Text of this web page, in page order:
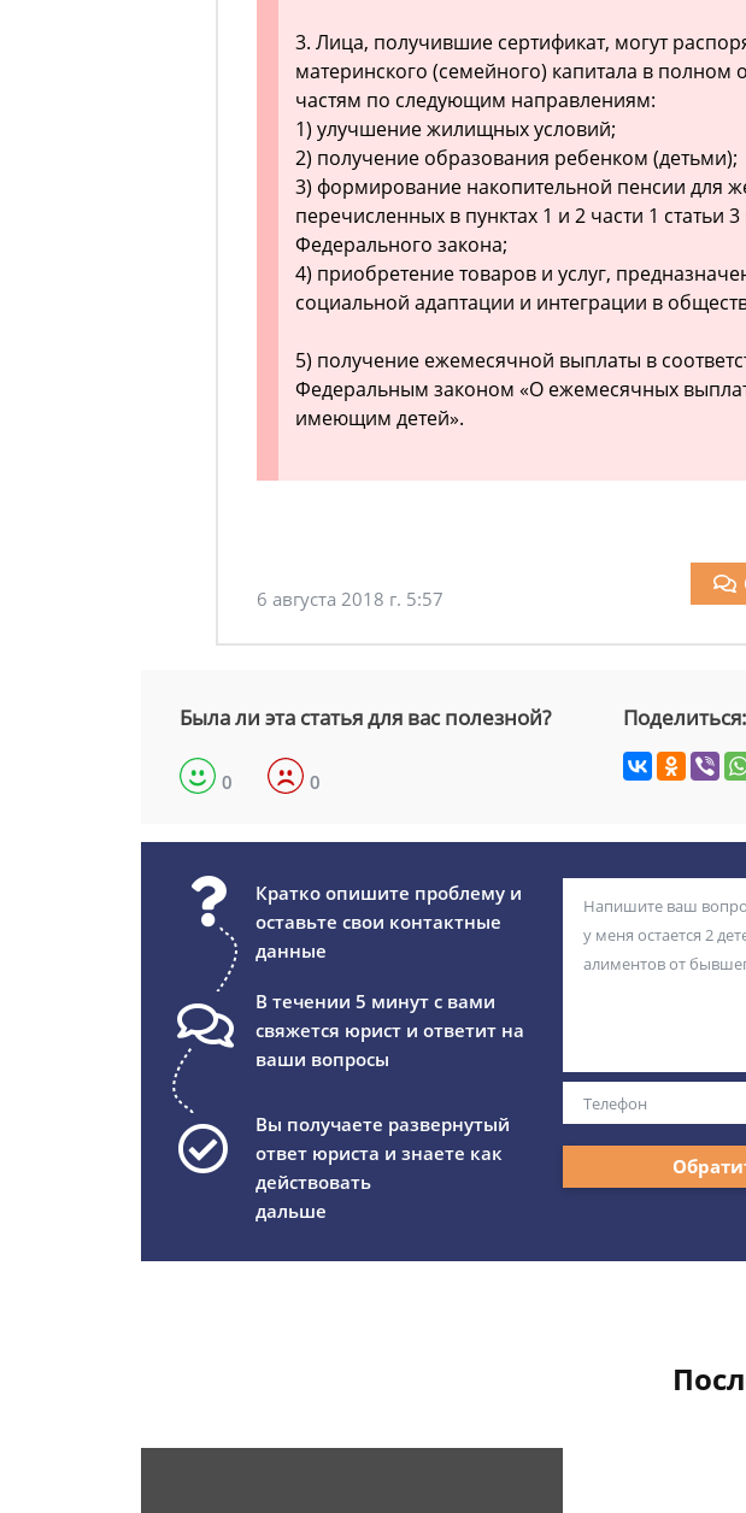
3. Лица, получившие сертификат, могут
материнского (семейного) капитала в полном
частям по следующим направлениям:
1) улучшение жилищных условий;
2) получение образования ребенком (детьми);
3) формирование накопительной пенсии для
перечисленных в пунктах 1 и 2 части 1 статьи
Федерального закона;
4) приобретение товаров и услуг,
социальной адаптации и интеграции в
5) получение ежемесячной выплаты в
Федеральным законом «О ежемесячных
имеющим детей».
6 августа 2018 г. 5:57
Была ли эта статья для вас полезной?
0 0
Поделиться:
Кратко опишите проблему и
оставьте свои контактные
данные
В течении 5 минут с вами
свяжется юрист и ответит на
ваши вопросы
Вы получаете развернутый
ответ юриста и знаете как
действовать
дальше